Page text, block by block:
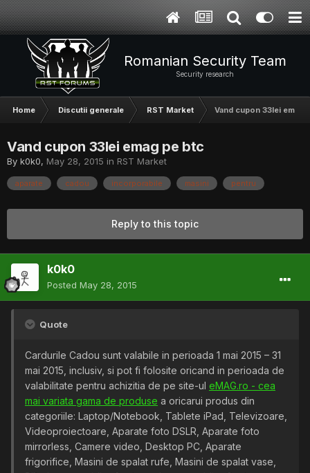
Romanian Security Team
Security research
Home Discutii generale RST Market Vand cupon 33lei emag
Vand cupon 33lei emag pe btc
By k0k0, May 28, 2015 in RST Market
aparate cadou incorporabile masini pentru
Reply to this topic
k0k0
Posted May 28, 2015
Quote
Cardurile Cadou sunt valabile in perioada 1 mai 2015 – 31
mai 2015, inclusiv, si pot fi folosite oricand in perioada de
valabilitate pentru achizitia de pe site-ul eMAG.ro - cea
mai variata gama de produse a oricarui produs din
categoriile: Laptop/Notebook, Tablete iPad, Televizoare,
Videoproiectoare, Aparate foto DSLR, Aparate foto
mirrorless, Camere video, Desktop PC, Aparate
frigorifice, Masini de spalat rufe, Masini de spalat vase,